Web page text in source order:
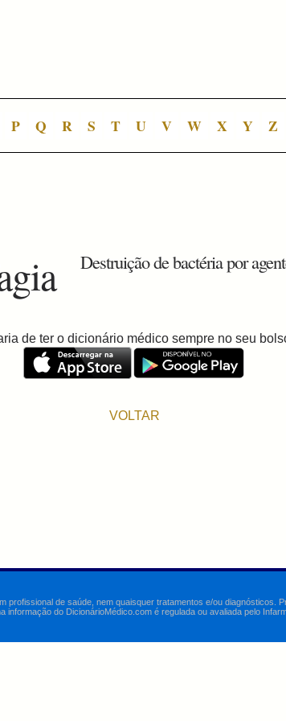
P Q R S T U V W X Y Z
Destruição de bactéria por
de ter o dicionário médico sempre no seu
VOLTAR
profissional de saúde, nem quaisquer tratamentos e/ou
do DicionárioMédico.com é regulada ou avaliada pelo